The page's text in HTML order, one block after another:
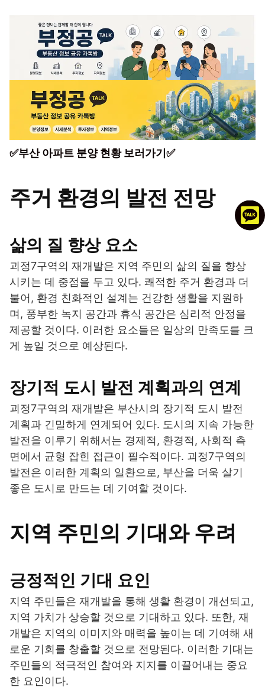
✅부산 아파트 분양 현황 보러가기✅
주거 환경의 발전 전망
삶의 질 향상 요소
괴정7구역의 재개발은 지역 주민의 삶의 질을 향상
시키는 데 중점을 두고 있다. 쾌적한 주거 환경과 더
불어, 환경 친화적인 설계는 건강한 생활을 지원하
며, 풍부한 녹지 공간과 휴식 공간은 심리적 안정을
제공할 것이다. 이러한 요소들은 일상의 만족도를 크
게 높일 것으로 예상된다.
장기적 도시 발전 계획과의 연계
괴정7구역의 재개발은 부산시의 장기적 도시 발전
계획과 긴밀하게 연계되어 있다. 도시의 지속 가능한
발전을 이루기 위해서는 경제적, 환경적, 사회적 측
면에서 균형 잡힌 접근이 필수적이다. 괴정7구역의
발전은 이러한 계획의 일환으로, 부산을 더욱 살기
좋은 도시로 만드는 데 기여할 것이다.
지역 주민의 기대와 우려
긍정적인 기대 요인
지역 주민들은 재개발을 통해 생활 환경이 개선되고,
지역 가치가 상승할 것으로 기대하고 있다. 또한, 재
개발은 지역의 이미지와 매력을 높이는 데 기여해 새
로운 기회를 창출할 것으로 전망된다. 이러한 기대는
주민들의 적극적인 참여와 지지를 이끌어내는 중요
한 요인이다.